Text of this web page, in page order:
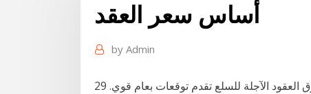
أساس سعر العقد
by Admin
29 تشرين الثاني (نوفمبر) 2020 عائدات الاستثمار في سوق العقود الآجلة للسلع تقدم توقعات بعام قوي.